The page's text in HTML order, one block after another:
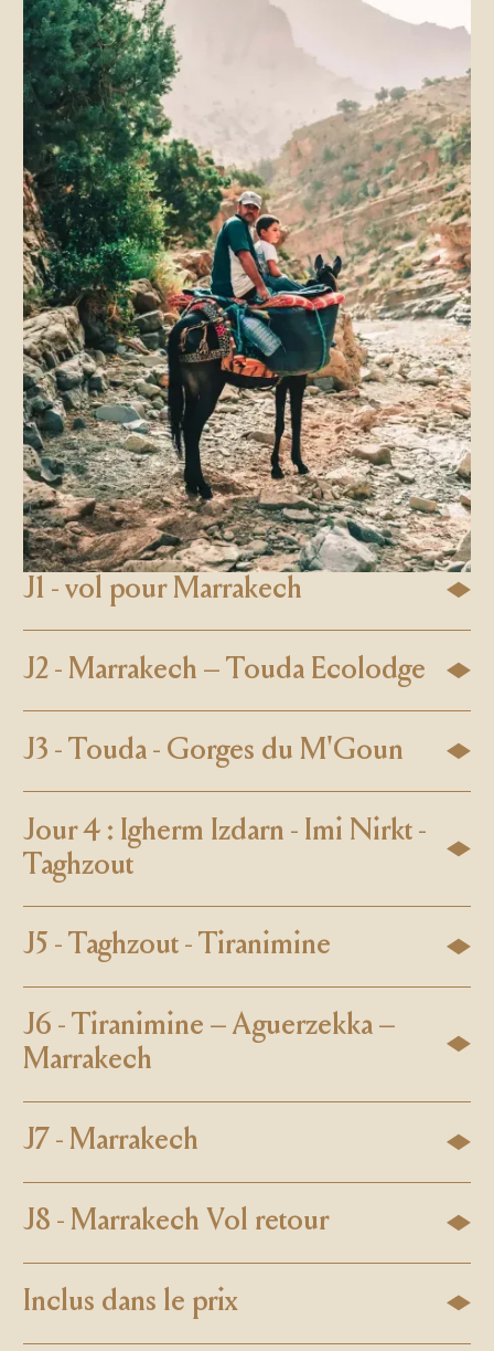
J1 - vol pour Marrakech
J2 - Marrakech – Touda Ecolodge
J3 - Touda - Gorges du M'Goun
Jour 4 : Igherm Izdarn - Imi Nirkt -
Taghzout
J5 - Taghzout - Tiranimine
J6 - Tiranimine – Aguerzekka –
Marrakech
J7 - Marrakech
J8 - Marrakech Vol retour
Inclus dans le prix